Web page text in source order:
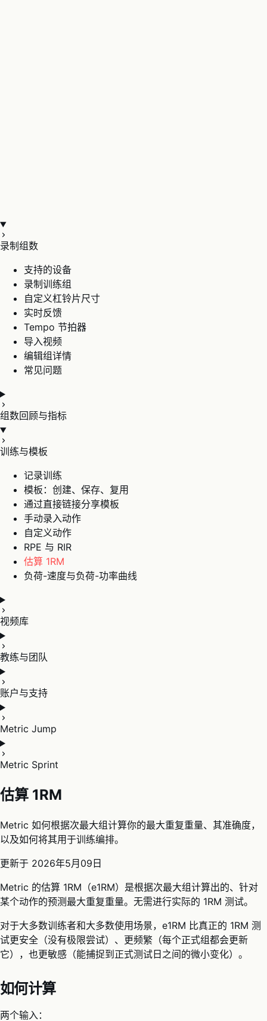
录制组数
支持的设备
录制训练组
自定义杠铃片尺寸
实时反馈
Tempo 节拍器
导入视频
编辑组详情
常见问题
组数回顾与指标
训练与模板
记录训练
模板：创建、保存、复用
通过直接链接分享模板
手动录入动作
自定义动作
RPE 与 RIR
估算 1RM
负荷-速度与负荷-功率曲线
视频库
教练与团队
账户与支持
Metric Jump
Metric Sprint
估算 1RM
Metric 如何根据次最大组计算你的最大重复重量、其准确度，
以及如何将其用于训练编排。
更新于 2026年5月09日
Metric 的估算 1RM（e1RM）是根据次最大组计算出的、针对
某个动作的预测最大重复重量。无需进行实际的 1RM 测试。
对于大多数训练者和大多数使用场景，e1RM 比真正的 1RM 测
试更安全（没有极限尝试）、更频繁（每个正式组都会更新
它），也更敏感（能捕捉到正式测试日之间的微小变化）。
如何计算
两个输入：